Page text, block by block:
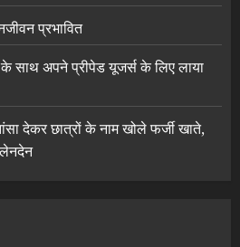
प्रभावित
साथ अपने प्रीपेड यूजर्स के लिए लाया
देकर छात्रों के नाम खोले फर्जी खाते,